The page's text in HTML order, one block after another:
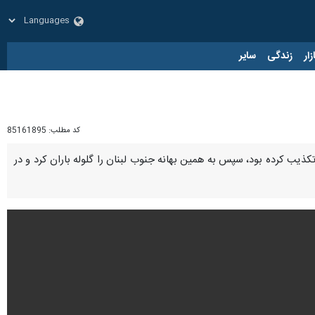
زندگی سایر
کد مطلب: 85161895